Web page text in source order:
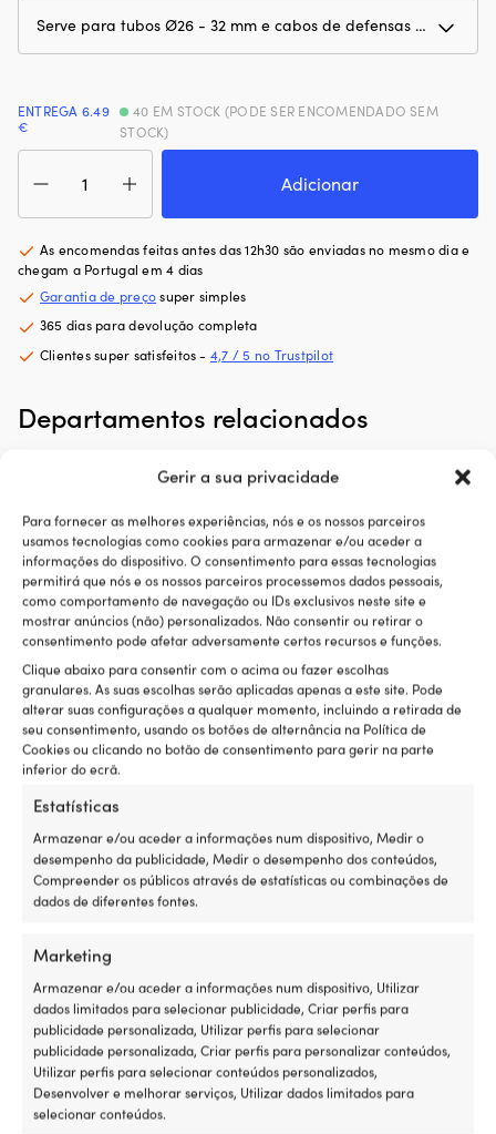
Gerir a sua privacidade
Para fornecer as melhores experiências, nós e os nossos parceiros
usamos tecnologias como cookies para armazenar e/ou aceder a
informações do dispositivo. O consentimento para essas tecnologias
permitirá que nós e os nossos parceiros processemos dados pessoais,
como comportamento de navegação ou IDs exclusivos neste site e
mostrar anúncios (não) personalizados. Não consentir ou retirar o
consentimento pode afetar adversamente certos recursos e funções.
Clique abaixo para consentir com o acima ou fazer escolhas
granulares. As suas escolhas serão aplicadas apenas a este site. Pode
alterar suas configurações a qualquer momento, incluindo a retirada de
seu consentimento, usando os botões de alternância na Política de
Cookies ou clicando no botão de consentimento para gerir na parte
inferior do ecrã.
Estatísticas
Armazenar e/ou aceder a informações num dispositivo, Medir o
desempenho da publicidade, Medir o desempenho dos conteúdos,
Compreender os públicos através de estatísticas ou combinações de
dados de diferentes fontes.
Marketing
Armazenar e/ou aceder a informações num dispositivo, Utilizar
dados limitados para selecionar publicidade, Criar perfis para
publicidade personalizada, Utilizar perfis para selecionar
publicidade personalizada, Criar perfis para personalizar conteúdos,
Utilizar perfis para selecionar conteúdos personalizados,
Desenvolver e melhorar serviços, Utilizar dados limitados para
selecionar conteúdos.
ENTREGA 6.49
€
40 EM STOCK (PODE SER ENCOMENDADO SEM
STOCK)
Quantidade
de
para
defensa
Fend-
Fix
XXL,
adequado
para
tubos
-
32
de
defensa
Ø4
-
10
mm,
branco,
embalagem
com
2
unidades
Adicionar
As encomendas feitas antes das 12h30 são enviadas no mesmo dia e
chegam a Portugal em 4 dias
Garantia de preçosuper simples
365 dias para devolução completa
Clientes super satisfeitos - 4,7 / 5 no Trustpilot
Departamentos relacionados
Descrição
Entrega & devoluções
Avaliações (10)
REF:
Categorias:
Detalhes
PESO
80 g